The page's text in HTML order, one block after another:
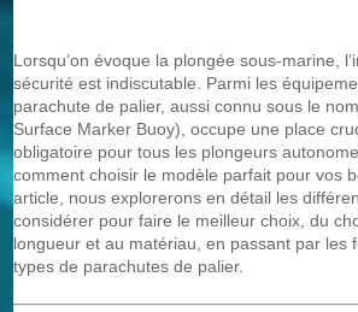
Lorsqu’on évoque la plongée sous-marine,
sécurité est indiscutable. Parmi les
parachute de palier, aussi connu sous le
Surface Marker Buoy), occupe une place
obligatoire pour tous les plongeurs
comment choisir le modèle parfait pour vos
article, nous explorerons en détail les
considérer pour faire le meilleur choix, du
longueur et au matériau, en passant par les
types de parachutes de palier.